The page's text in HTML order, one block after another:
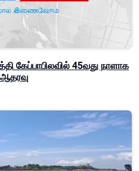
கேப்பாபிலவில் 45வது நாளாக